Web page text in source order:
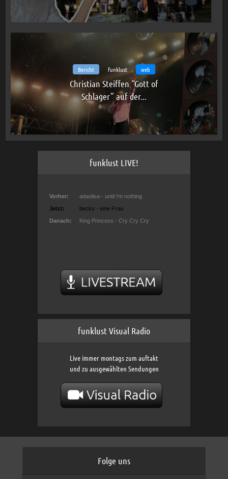
Bericht funklust web
Christian Steiffen “Gott of
Schlager” auf der...
funklust LIVE!
funklust Visual Radio
Live immer montags zum auftakt
und zu ausgewählten Sendungen
Folge uns